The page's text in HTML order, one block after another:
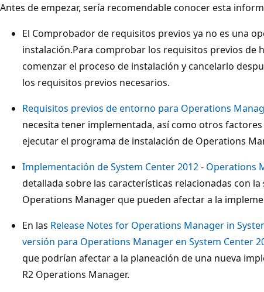
Antes de empezar, sería recomendable conocer esta
El Comprobador de requisitos previos ya no es una
instalación.Para comprobar los requisitos previos de
comenzar el proceso de instalación y cancelarlo
los requisitos previos necesarios.
Requisitos previos de entorno para Operations
necesita tener implementada, así como otros
ejecutar el programa de instalación de Operations
Implementación de System Center 2012 - Operations
detallada sobre las características relacionadas con
Operations Manager que pueden afectar a la
En las Release Notes for Operations Manager in
versión para Operations Manager en System Center
que podrían afectar a la planeación de una nueva
R2 Operations Manager.